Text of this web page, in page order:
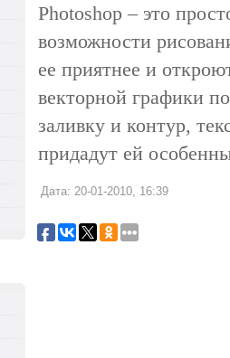
Photoshop – это
возможности
ее приятнее и
векторной графики
заливку и контур,
придадут ей
Дата: 20-01-2010, 16:39